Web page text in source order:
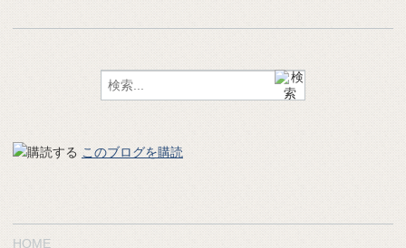
このブログを購読
HOME